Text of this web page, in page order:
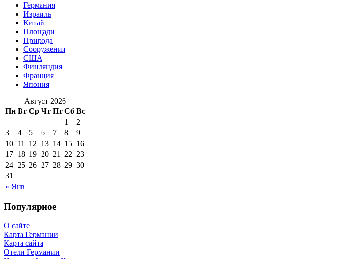
Германия
Израиль
Китай
Площади
Природа
Сооружения
США
Финляндия
Франция
Япония
Август 2026
Пн Вт Ср Чт Пт Сб Вс
« Янв
1
2
3
4 5 6 7 8
9
10 11 12 13 14 15 16
17 18 19 20 21 22 23
24 25 26 27 28 29 30
31
Популярное
О сайте
Карта Германии
Карта сайта
Отели Германии